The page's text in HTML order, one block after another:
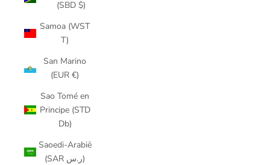
(SBD $)
Samoa (WST
T)
San Marino
(EUR €)
Sao Tomé en
Principe (STD
Db)
Saoedi-Arabië
(SAR ر.س)